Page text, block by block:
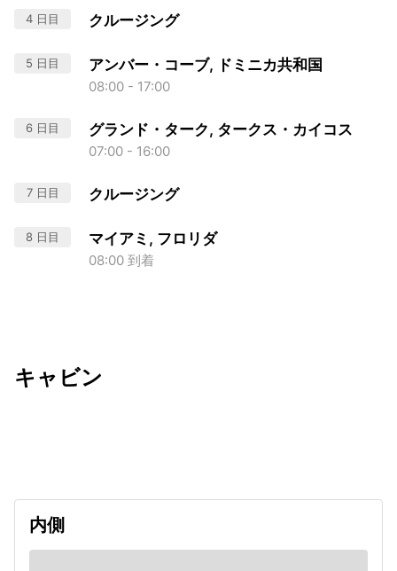
4 日目 クルージング
5 日目 アンバー・コーブ, ドミニカ共和国
08:00 - 17:00
6 日目 グランド・ターク, タークス・カイコス
07:00 - 16:00
7 日目 クルージング
8 日目 マイアミ, フロリダ
08:00 到着
キャビン
内側